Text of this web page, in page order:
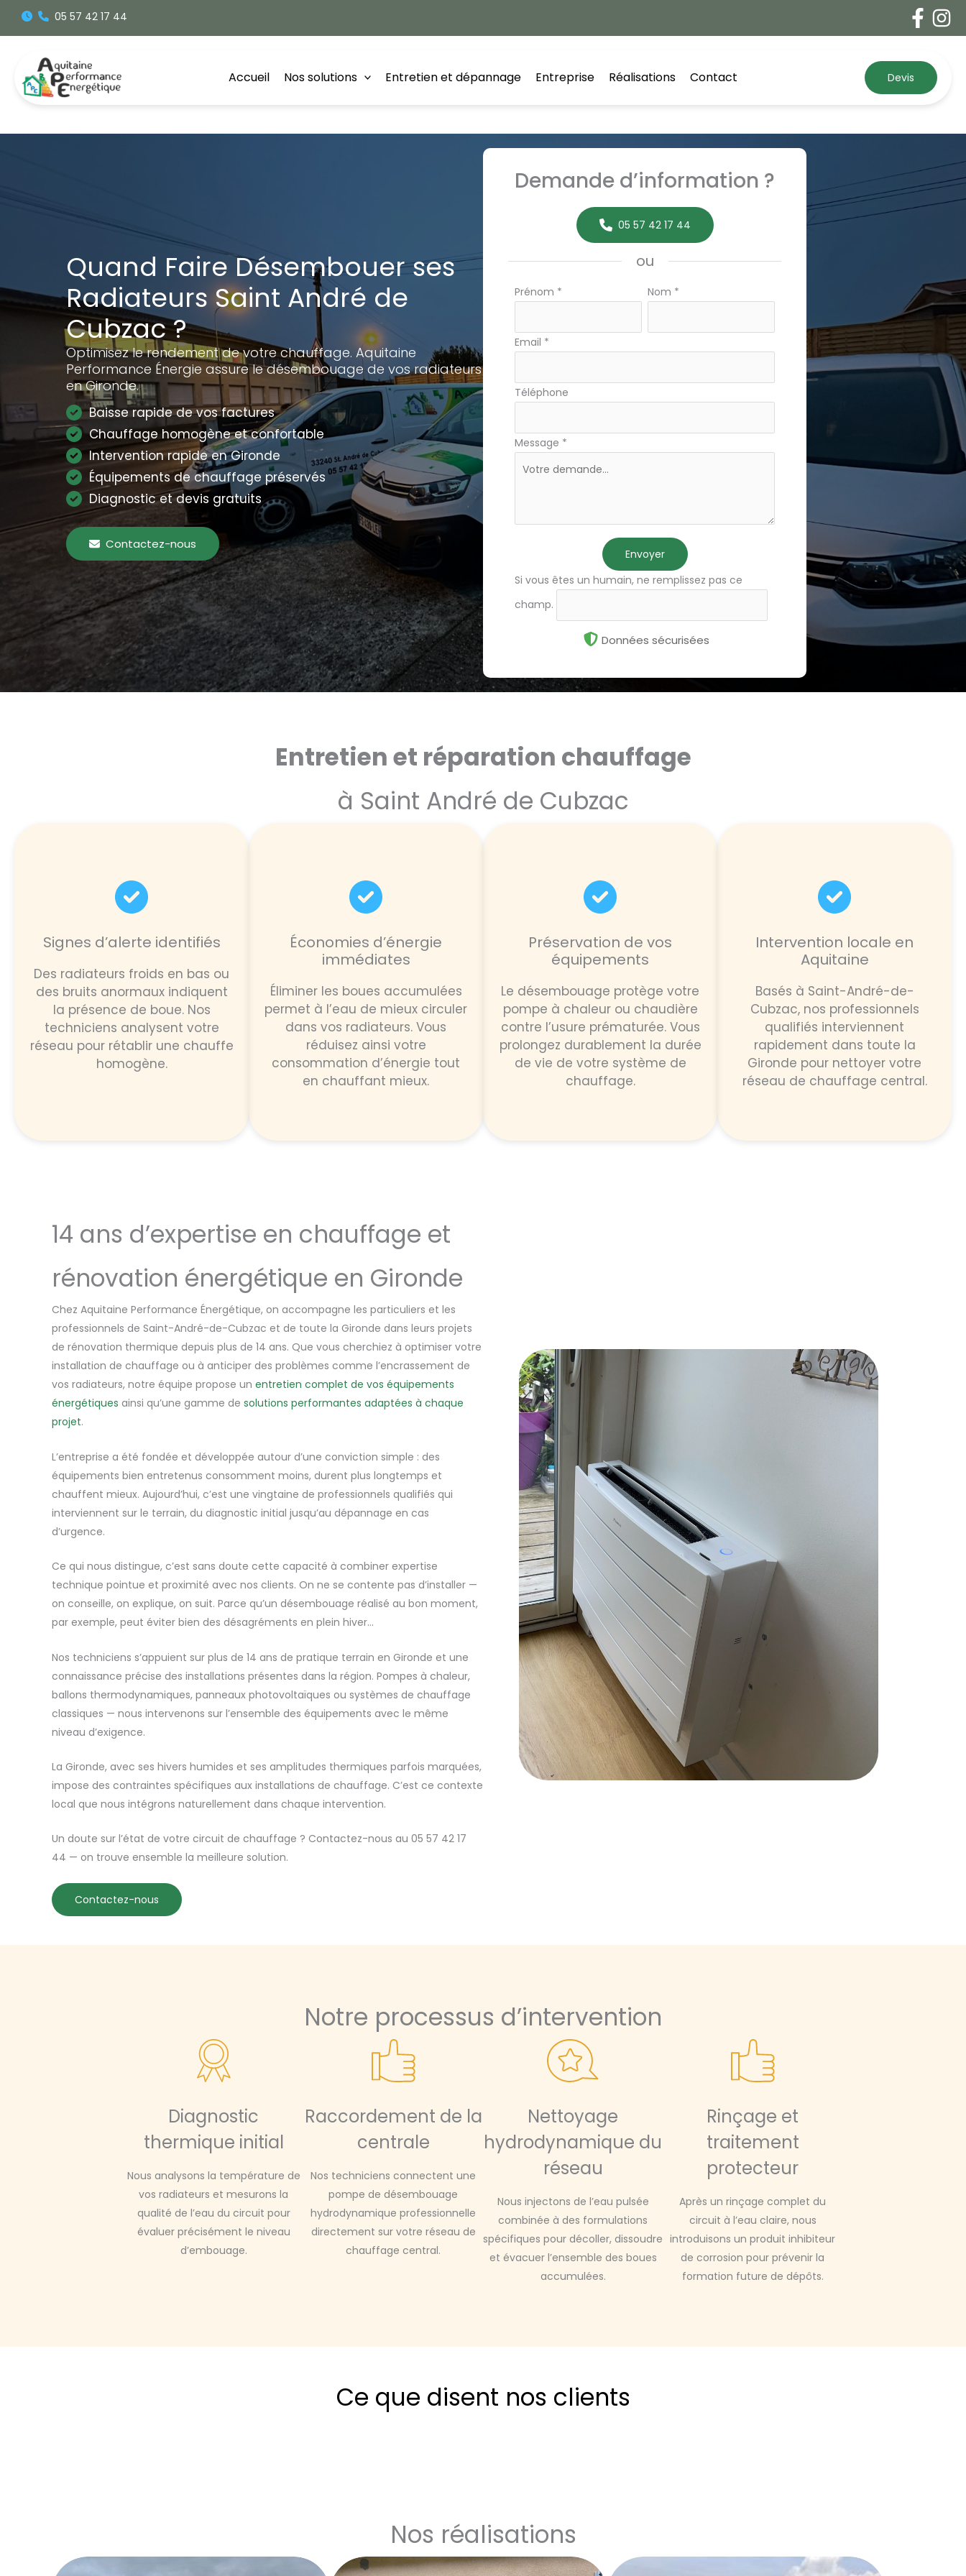
05 57 42 17 44
Accueil Nos solutions Entretien et dépannage Entreprise Réalisations Contact Devis
Quand Faire Désembouer ses
Radiateurs Saint André de
Cubzac ?
Optimisez le rendement de votre chauffage. Aquitaine
Performance Énergie assure le désembouage de vos radiateurs
en Gironde.
Baisse rapide de vos factures
Chauffage homogène et confortable
Intervention rapide en Gironde
Équipements de chauffage préservés
Diagnostic et devis gratuits
Contactez-nous
Demande d’information ?
05 57 42 17 44
ou
Formulaire
téléphone
Prénom * Nom *
Email *
Téléphone
Message *
Envoyer
Si vous êtes un humain, ne remplissez pas ce
champ.
Données sécurisées
Entretien et réparation chauffage
à Saint André de Cubzac
Signes d’alerte identifiés
Des radiateurs froids en bas ou
des bruits anormaux indiquent
la présence de boue. Nos
techniciens analysent votre
réseau pour rétablir une chauffe
homogène.
Économies d’énergie
immédiates
Éliminer les boues accumulées
permet à l’eau de mieux circuler
dans vos radiateurs. Vous
réduisez ainsi votre
consommation d’énergie tout
en chauffant mieux.
Préservation de vos
équipements
Le désembouage protège votre
pompe à chaleur ou chaudière
contre l’usure prématurée. Vous
prolongez durablement la durée
de vie de votre système de
chauffage.
Intervention locale en
Aquitaine
Basés à Saint-André-de-
Cubzac, nos professionnels
qualifiés interviennent
rapidement dans toute la
Gironde pour nettoyer votre
réseau de chauffage central.
14 ans d’expertise en chauffage et
rénovation énergétique en Gironde
Chez Aquitaine Performance Énergétique, on accompagne les particuliers et les
professionnels de Saint-André-de-Cubzac et de toute la Gironde dans leurs projets
de rénovation thermique depuis plus de 14 ans. Que vous cherchiez à optimiser votre
installation de chauffage ou à anticiper des problèmes comme l’encrassement de
vos radiateurs, notre équipe propose un entretien complet de vos équipements
énergétiques ainsi qu’une gamme de solutions performantes adaptées à chaque
projet.
L’entreprise a été fondée et développée autour d’une conviction simple : des
équipements bien entretenus consomment moins, durent plus longtemps et
chauffent mieux. Aujourd’hui, c’est une vingtaine de professionnels qualifiés qui
interviennent sur le terrain, du diagnostic initial jusqu’au dépannage en cas
d’urgence.
Ce qui nous distingue, c’est sans doute cette capacité à combiner expertise
technique pointue et proximité avec nos clients. On ne se contente pas d’installer —
on conseille, on explique, on suit. Parce qu’un désembouage réalisé au bon moment,
par exemple, peut éviter bien des désagréments en plein hiver…
Nos techniciens s’appuient sur plus de 14 ans de pratique terrain en Gironde et une
connaissance précise des installations présentes dans la région. Pompes à chaleur,
ballons thermodynamiques, panneaux photovoltaïques ou systèmes de chauffage
classiques — nous intervenons sur l’ensemble des équipements avec le même
niveau d’exigence.
La Gironde, avec ses hivers humides et ses amplitudes thermiques parfois marquées,
impose des contraintes spécifiques aux installations de chauffage. C’est ce contexte
local que nous intégrons naturellement dans chaque intervention.
Un doute sur l’état de votre circuit de chauffage ? Contactez-nous au 05 57 42 17
44 — on trouve ensemble la meilleure solution.
Contactez-nous
Notre processus d’intervention
Diagnostic
thermique initial
Nous analysons la température de
vos radiateurs et mesurons la
qualité de l’eau du circuit pour
évaluer précisément le niveau
d’embouage.
Raccordement de la
centrale
Nos techniciens connectent une
pompe de désembouage
hydrodynamique professionnelle
directement sur votre réseau de
chauffage central.
Nettoyage
hydrodynamique du
réseau
Nous injectons de l’eau pulsée
combinée à des formulations
spécifiques pour décoller, dissoudre
et évacuer l’ensemble des boues
accumulées.
Rinçage et
traitement
protecteur
Après un rinçage complet du
circuit à l’eau claire, nous
introduisons un produit inhibiteur
de corrosion pour prévenir la
formation future de dépôts.
Ce que disent nos clients
Nos réalisations